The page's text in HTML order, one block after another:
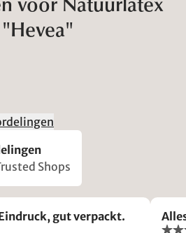
voor Natuurlatex
Shops
gut verpackt.